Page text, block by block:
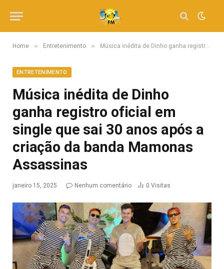
Home » Entretenimento » Música inédita de Dinho ganha registro oficial em single que sai 30 anos após a criação da banda Mamonas Assassinas
ENTRETENIMENTO
Música inédita de Dinho
ganha registro oficial em
single que sai 30 anos após a
criação da banda Mamonas
Assassinas
janeiro 15, 2025 Nenhum comentário 0 Visitas